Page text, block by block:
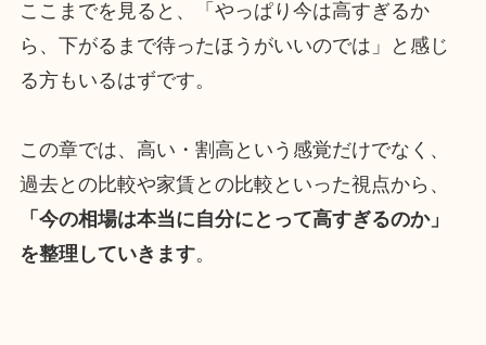
ここまでを見ると、「やっぱり今は高すぎるか
ら、下がるまで待ったほうがいいのでは」と感じ
る方もいるはずです。
この章では、高い・割高という感覚だけでなく、
過去との比較や家賃との比較といった視点から、
「今の相場は本当に自分にとって高すぎるのか」
を整理していきます。